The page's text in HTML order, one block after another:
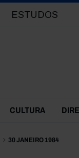
ESTUDOS
CULTURA
30 JANEIRO 1984